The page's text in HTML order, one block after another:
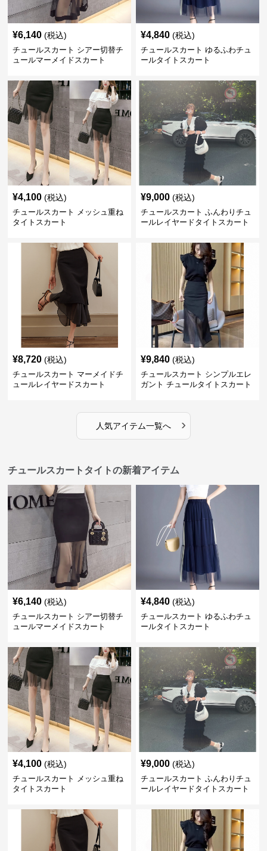
¥6,140 (税込)
チュールスカート シアー切替チ
ュールマーメイドスカート
¥4,840 (税込)
チュールスカート ゆるふわチュ
ールタイトスカート
¥4,100 (税込)
チュールスカート メッシュ重ね
タイトスカート
¥9,000 (税込)
チュールスカート ふんわりチュ
ールレイヤードタイトスカート
¥8,720 (税込)
チュールスカート マーメイドチ
ュールレイヤードスカート
¥9,840 (税込)
チュールスカート シンプルエレ
ガント チュールタイトスカート
人気アイテム一覧へ ›
チュールスカートタイトの新着アイテム
¥6,140 (税込)
チュールスカート シアー切替チ
ュールマーメイドスカート
¥4,840 (税込)
チュールスカート ゆるふわチュ
ールタイトスカート
¥4,100 (税込)
チュールスカート メッシュ重ね
タイトスカート
¥9,000 (税込)
チュールスカート ふんわりチュ
ールレイヤードタイトスカート